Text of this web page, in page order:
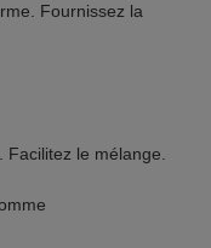
Fournissez la
le mélange.